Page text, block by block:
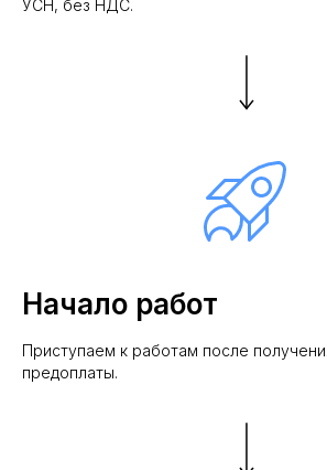
УСН, без НДС.
Начало работ
Приступаем к работам после
предоплаты.